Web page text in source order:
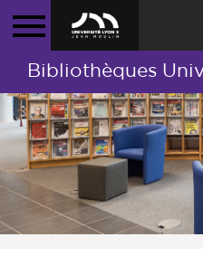
Bibliothèques